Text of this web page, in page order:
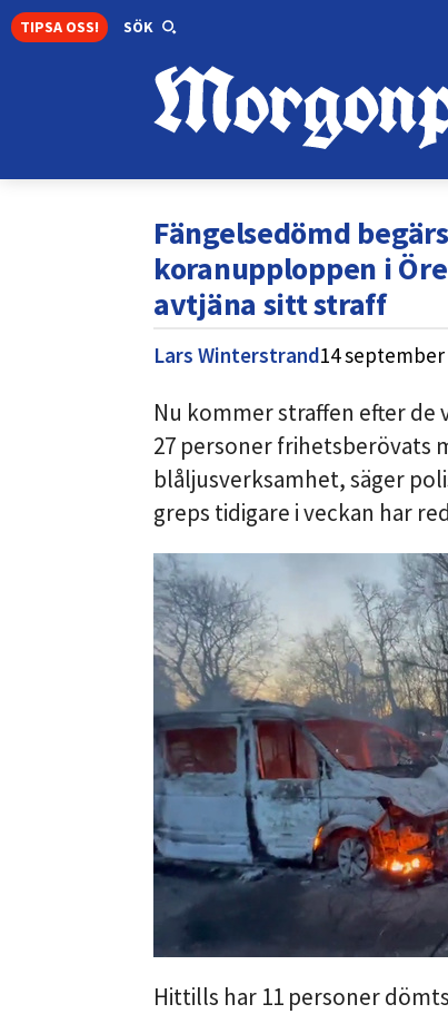
TIPSA OSS! SÖK
Fängelsedömd
koranupploppen i
avtjäna sitt straff
Lars Winterstrand14 september
Nu kommer straffen efter de
27 personer frihetsberövats
blåljusverksamhet, säger
greps tidigare i veckan har
Hittills har 11 personer